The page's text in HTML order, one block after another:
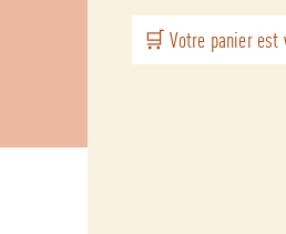
🛒 Votre panier est